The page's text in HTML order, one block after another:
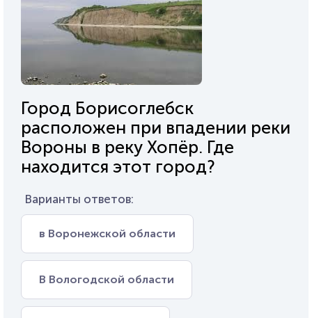
Город Борисоглебск
расположен при впадении реки
Вороны в реку Хопёр. Где
находится этот город?
Варианты ответов:
в Воронежской области
В Вологодской области